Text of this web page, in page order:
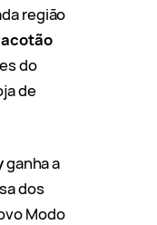
região
do
de
ganha a
dos
Modo